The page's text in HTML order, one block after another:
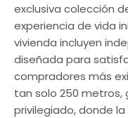
exclusiva colección
experiencia de vida
vivienda incluyen
diseñada para
compradores más
tan solo 250 metros,
privilegiado, donde